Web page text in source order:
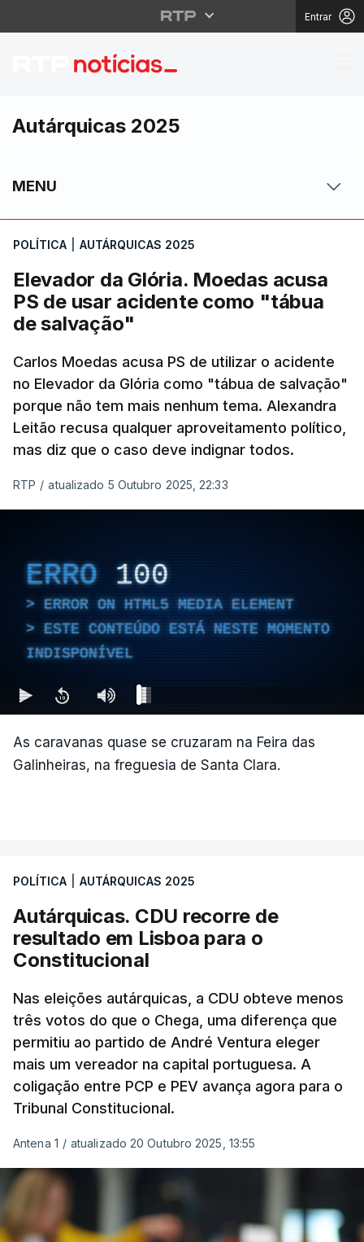
Entrar
Elevador da Glória.
Autárquicas 2025
MENU
POLÍTICA AUTÁRQUICAS 2025
Elevador da Glória. Moedas acusa
PS de usar acidente como "tábua
de salvação"
Carlos Moedas acusa PS de utilizar o acidente
no Elevador da Glória como "tábua de salvação"
porque não tem mais nenhum tema. Alexandra
Leitão recusa qualquer aproveitamento político,
mas diz que o caso deve indignar todos.
RTP / atualizado 5 Outubro 2025, 22:33
ERRO 100
ERROR ON HTML5 MEDIA ELEMENT
ESTE CONTEÚDO ESTÁ NESTE MOMENTO
INDISPONÍVEL
As caravanas quase se cruzaram na Feira das
Galinheiras, na freguesia de Santa Clara.
POLÍTICA AUTÁRQUICAS 2025
Autárquicas. CDU recorre de
resultado em Lisboa para o
Constitucional
Nas eleições autárquicas, a CDU obteve menos
três votos do que o Chega, uma diferença que
permitiu ao partido de André Ventura eleger
mais um vereador na capital portuguesa. A
coligação entre PCP e PEV avança agora para o
Tribunal Constitucional.
Antena 1 / atualizado 20 Outubro 2025, 13:55